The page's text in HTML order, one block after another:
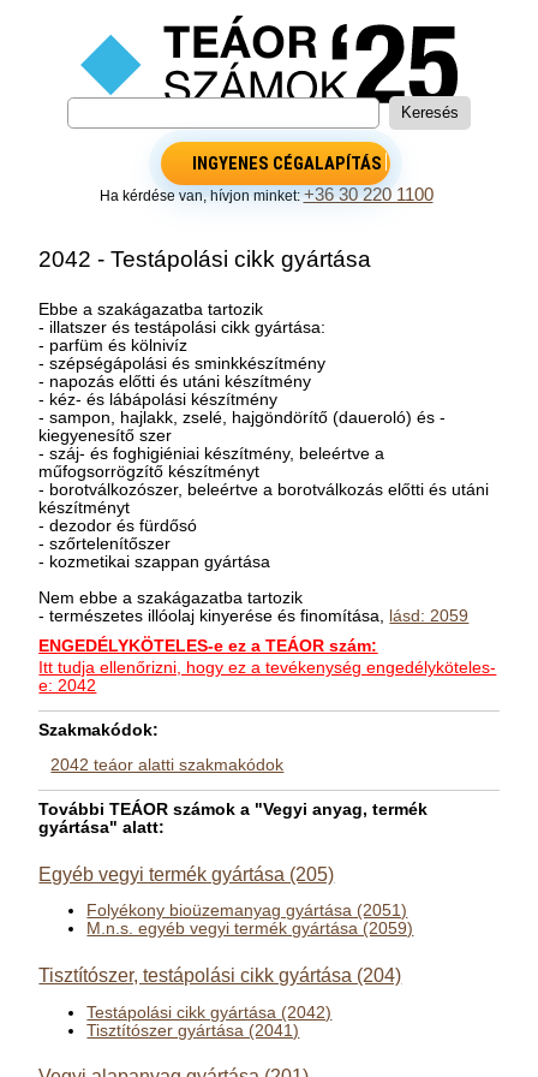
INGYENES CÉGALAPÍTÁS
Ha kérdése van, hívjon minket:+36 30 220 1100
2042 - Testápolási cikk gyártása
Ebbe a szakágazatba tartozik
- illatszer és testápolási cikk gyártása:
- parfüm és kölnivíz
- szépségápolási és sminkkészítmény
- napozás előtti és utáni készítmény
- kéz- és lábápolási készítmény
- sampon, hajlakk, zselé, hajgöndörítő (daueroló) és -
kiegyenesítő szer
- száj- és foghigiéniai készítmény, beleértve a
műfogsorrögzítő készítményt
- borotválkozószer, beleértve a borotválkozás előtti és utáni
készítményt
- dezodor és fürdősó
- szőrtelenítőszer
- kozmetikai szappan gyártása
Nem ebbe a szakágazatba tartozik
- természetes illóolaj kinyerése és finomítása, lásd: 2059
ENGEDÉLYKÖTELES-e ez a TEÁOR szám:
Itt tudja ellenőrizni, hogy ez a tevékenység engedélyköteles-
e: 2042
Szakmakódok:
2042 teáor alatti szakmakódok
További TEÁOR számok a "Vegyi anyag, termék
gyártása" alatt:
Egyéb vegyi termék gyártása (205)
Folyékony bioüzemanyag gyártása (2051)
M.n.s. egyéb vegyi termék gyártása (2059)
Tisztítószer, testápolási cikk gyártása (204)
Testápolási cikk gyártása (2042)
Tisztítószer gyártása (2041)